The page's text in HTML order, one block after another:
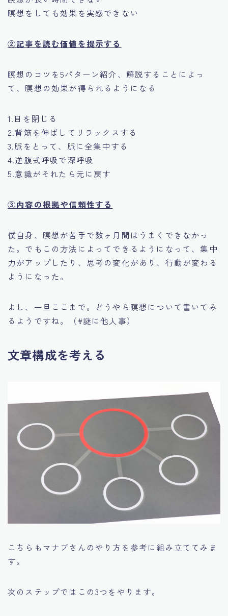
瞑想をしても効果を実感できない
②記事を読む価値を提示する
瞑想のコツを5パターン紹介、解説することによっ
て、瞑想の効果が得られるようになる
1.目を閉じる
2.背筋を伸ばしてリラックスする
3.脈をとって、脈に全集中する
4.逆腹式呼吸で深呼吸
5.意識がそれたら元に戻す
③内容の根拠や信頼性する
僕自身、瞑想が苦手で数ヶ月間はうまくできなかっ
た。でもこの方法によってできるようになって、集中
力がアップしたり、思考の変化があり、行動が変わる
ようになった。
よし、一旦ここまで。どうやら瞑想について書いてみ
るようですね。（#謎に他人事）
文章構成を考える
こちらもマナブさんのやり方を参考に組み立ててみま
す。
次のステップではこの3つをやります。